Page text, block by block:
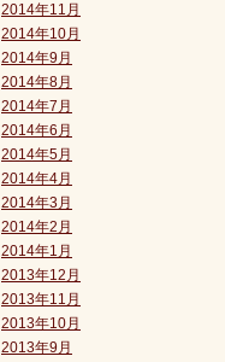
2014年11月
2014年10月
2014年9月
2014年8月
2014年7月
2014年6月
2014年5月
2014年4月
2014年3月
2014年2月
2014年1月
2013年12月
2013年11月
2013年10月
2013年9月